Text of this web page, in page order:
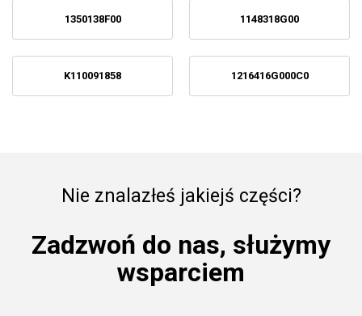
1350138F00 1148318G00
K110091858 1216416G000C0
Nie znalazłeś jakiejś części?
Zadzwoń do nas, służymy
wsparciem